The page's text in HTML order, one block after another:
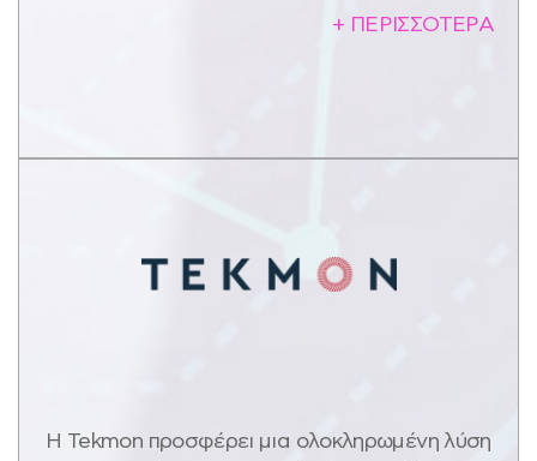
+ ΠΕΡΙΣΣΟΤΕΡΑ
Η Tekmon προσφέρει μια ολοκληρωμένη λύση